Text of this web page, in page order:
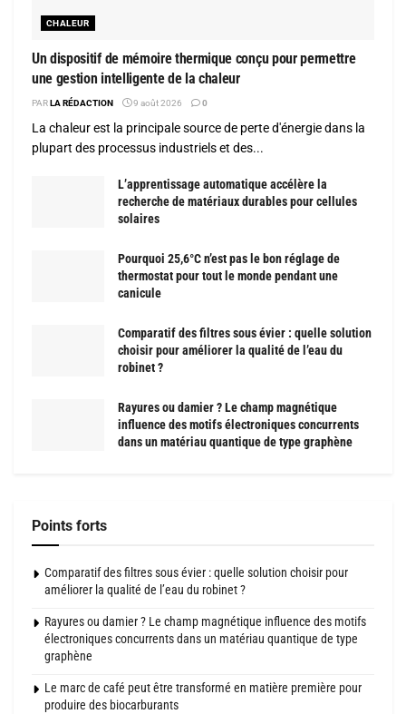
CHALEUR
Un dispositif de mémoire thermique conçu pour permettre
une gestion intelligente de la chaleur
PARLA RÉDACTION 9 août 2026 0
La chaleur est la principale source de perte d'énergie dans la
plupart des processus industriels et des...
L’apprentissage automatique accélère la
recherche de matériaux durables pour cellules
solaires
Pourquoi 25,6°C n’est pas le bon réglage de
thermostat pour tout le monde pendant une
canicule
Comparatif des filtres sous évier : quelle solution
choisir pour améliorer la qualité de l’eau du
robinet ?
Rayures ou damier ? Le champ magnétique
influence des motifs électroniques concurrents
dans un matériau quantique de type graphène
Points forts
Comparatif des filtres sous évier : quelle solution choisir pour
améliorer la qualité de l’eau du robinet ?
Rayures ou damier ? Le champ magnétique influence des motifs
électroniques concurrents dans un matériau quantique de type
graphène
Le marc de café peut être transformé en matière première pour
produire des biocarburants